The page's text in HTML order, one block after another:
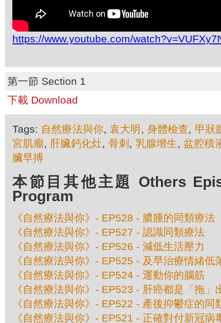
https://www.youtube.com/
第一節 Section 1
下載 Download
Tags: 自然療法與你,袁大明 , 身體檢查, 甲狀
宮肌瘤, 肝臟鈣化灶, 骨刺 , 乳腺增生 , 盆腔積
臟早搏
本節目其他主題 Others
Program
《自然療法與你》- EP528 - 膿腫的同類療法
《自然療法與你》- EP527 - 認識同類療法
《自然療法與你》- EP526 - 減低生活壓力
《自然療法與你》- EP525 - 及早治療情緒低
《自然療法與你》- EP524 - 運動你的腦筋
《自然療法與你》- EP523 - 肝癌都是「拖」
《自然療法與你》- EP522 - 產後抑鬱症的同
《自然療法與你》- EP521 - 正確對付新冠病